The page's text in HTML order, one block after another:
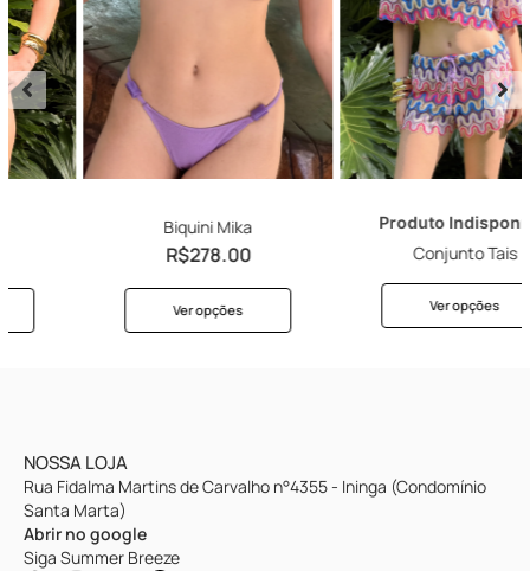
Biquini Mika
278.00
Produto Indisponível
Conjunto Tais
NOSSA LOJA
Rua Fidalma Martins de Carvalho n°4355 - Ininga (Condomínio
Santa Marta)
Abrir no google
Siga Summer Breeze